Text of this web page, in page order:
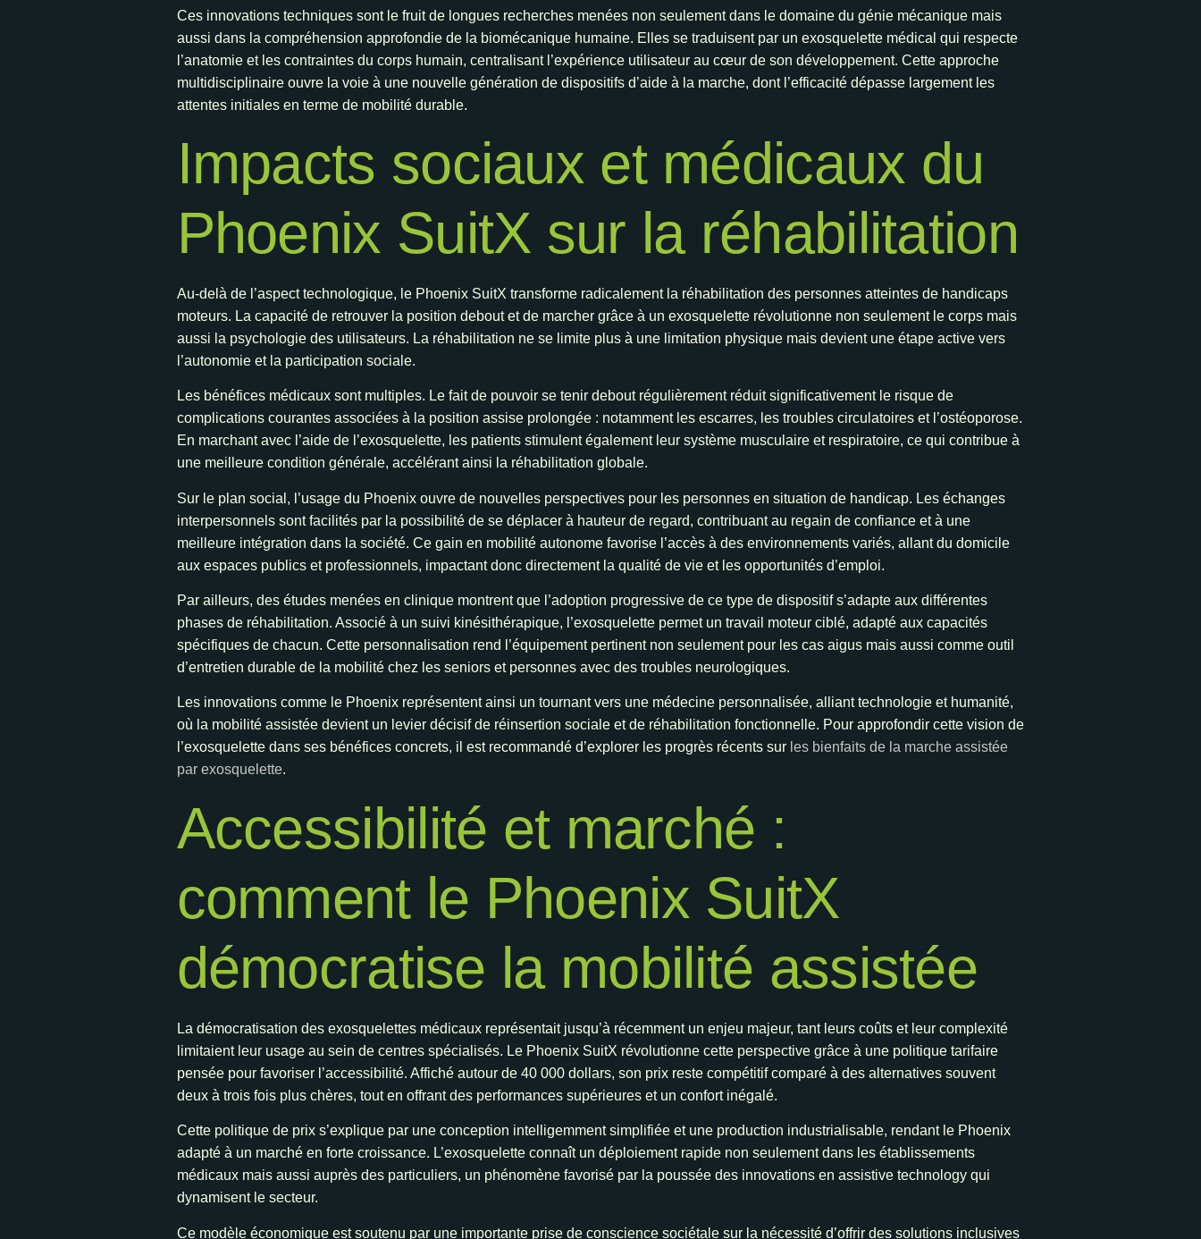
Ces innovations techniques sont le fruit de longues recherches menées non seulement dans le domaine du génie mécanique mais
aussi dans la compréhension approfondie de la biomécanique humaine. Elles se traduisent par un exosquelette médical qui respecte
l’anatomie et les contraintes du corps humain, centralisant l’expérience utilisateur au cœur de son développement. Cette approche
multidisciplinaire ouvre la voie à une nouvelle génération de dispositifs d’aide à la marche, dont l’efficacité dépasse largement les
attentes initiales en terme de mobilité durable.
Impacts sociaux et médicaux du
Phoenix SuitX sur la réhabilitation
Au-delà de l’aspect technologique, le Phoenix SuitX transforme radicalement la réhabilitation des personnes atteintes de handicaps
moteurs. La capacité de retrouver la position debout et de marcher grâce à un exosquelette révolutionne non seulement le corps mais
aussi la psychologie des utilisateurs. La réhabilitation ne se limite plus à une limitation physique mais devient une étape active vers
l’autonomie et la participation sociale.
Les bénéfices médicaux sont multiples. Le fait de pouvoir se tenir debout régulièrement réduit significativement le risque de
complications courantes associées à la position assise prolongée : notamment les escarres, les troubles circulatoires et l’ostéoporose.
En marchant avec l’aide de l’exosquelette, les patients stimulent également leur système musculaire et respiratoire, ce qui contribue à
une meilleure condition générale, accélérant ainsi la réhabilitation globale.
Sur le plan social, l’usage du Phoenix ouvre de nouvelles perspectives pour les personnes en situation de handicap. Les échanges
interpersonnels sont facilités par la possibilité de se déplacer à hauteur de regard, contribuant au regain de confiance et à une
meilleure intégration dans la société. Ce gain en mobilité autonome favorise l’accès à des environnements variés, allant du domicile
aux espaces publics et professionnels, impactant donc directement la qualité de vie et les opportunités d’emploi.
Par ailleurs, des études menées en clinique montrent que l’adoption progressive de ce type de dispositif s’adapte aux différentes
phases de réhabilitation. Associé à un suivi kinésithérapique, l’exosquelette permet un travail moteur ciblé, adapté aux capacités
spécifiques de chacun. Cette personnalisation rend l’équipement pertinent non seulement pour les cas aigus mais aussi comme outil
d’entretien durable de la mobilité chez les seniors et personnes avec des troubles neurologiques.
Les innovations comme le Phoenix représentent ainsi un tournant vers une médecine personnalisée, alliant technologie et humanité,
où la mobilité assistée devient un levier décisif de réinsertion sociale et de réhabilitation fonctionnelle. Pour approfondir cette vision de
l’exosquelette dans ses bénéfices concrets, il est recommandé d’explorer les progrès récents sur les bienfaits de la marche assistée
par exosquelette.
Accessibilité et marché :
comment le Phoenix SuitX
démocratise la mobilité assistée
La démocratisation des exosquelettes médicaux représentait jusqu’à récemment un enjeu majeur, tant leurs coûts et leur complexité
limitaient leur usage au sein de centres spécialisés. Le Phoenix SuitX révolutionne cette perspective grâce à une politique tarifaire
pensée pour favoriser l’accessibilité. Affiché autour de 40 000 dollars, son prix reste compétitif comparé à des alternatives souvent
deux à trois fois plus chères, tout en offrant des performances supérieures et un confort inégalé.
Cette politique de prix s’explique par une conception intelligemment simplifiée et une production industrialisable, rendant le Phoenix
adapté à un marché en forte croissance. L’exosquelette connaît un déploiement rapide non seulement dans les établissements
médicaux mais aussi auprès des particuliers, un phénomène favorisé par la poussée des innovations en assistive technology qui
dynamisent le secteur.
Ce modèle économique est soutenu par une importante prise de conscience sociétale sur la nécessité d’offrir des solutions inclusives